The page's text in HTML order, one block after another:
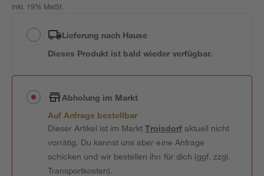
inkl. 19% MwSt.
Lieferung nach Hause
Dieses Produkt ist bald wieder verfügbar.
Abholung im Markt
Auf Anfrage bestellbar
Dieser Artikel ist im MarktTroisdorfaktuell nicht
vorrätig. Du kannst uns aber eine Anfrage
schicken und wir bestellen ihn für dich (ggf. zzgl.
Transportkosten).